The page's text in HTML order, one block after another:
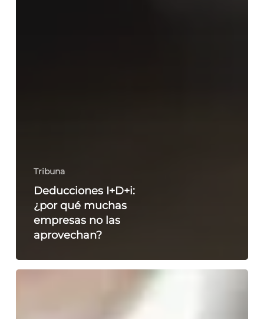
Tribuna
Deducciones I+D+i:
¿por qué muchas
empresas no las
aprovechan?